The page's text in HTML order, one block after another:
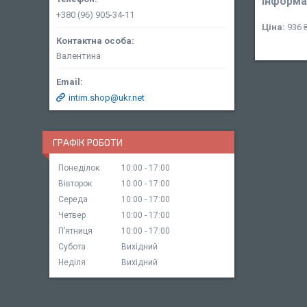
Ціна: 936
+380 (96) 905-34-11
Валентина
intim.shop@ukr.net
ГРАФІК РОБОТИ
Понеділок 10:00
17:00
Вівторок
10:00
17:00
Середа
10:00
17:00
Четвер
10:00
17:00
Пʼятниця
10:00
17:00
Субота
Вихідний
Неділя
Вихідний